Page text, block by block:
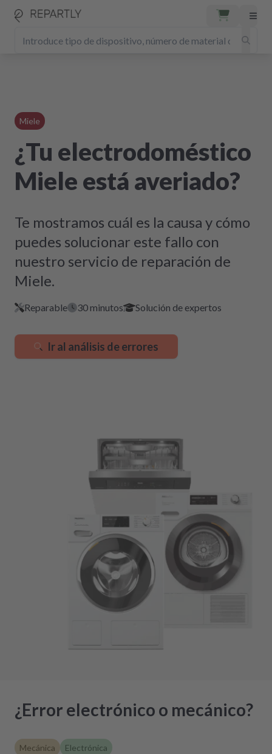
Miele
¿Tu electrodoméstico
Miele está averiado?
Te mostramos cuál es la causa y cómo
puedes solucionar este fallo con
nuestro servicio de reparación de
Miele.
Reparable 30 minutos Solución de expertos
Ir al análisis de errores
¿Error electrónico o mecánico?
Mecánica Electrónica